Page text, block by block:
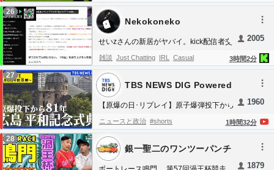
megaman Independents
況】
26
せいzさんの新居がヤバイ。kick配信者交
通事故、犬を虐待するやばい話、ニュー
ス
Nekokoneko
3時間2分
2005
雑談 Just Chatting IRL Casual
27
【原爆の日･リプレイ】原子爆弾投下から
81年 広島市「平和記念式典」 8時15分
に黙とう 平和への誓いも（2026年8月6
日午前8時～）| TBS NEWS DIG
TBS NEWS DIG Powered
1時間32分
1960
ニュースと政治 #shorts
28
銀一聖二のワンツーパンチ
1879